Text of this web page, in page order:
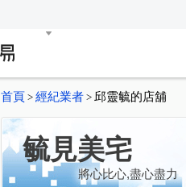
首頁 > 經紀業者 > 邱靈毓的店舖
毓見美宅
將心比心,盡心盡力